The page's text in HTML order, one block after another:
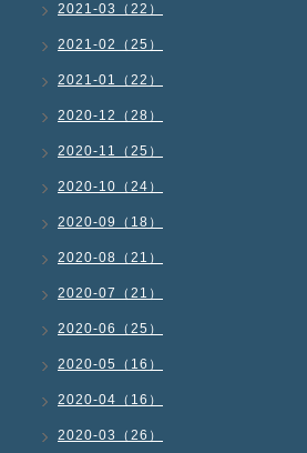
2021-03（22）
2021-02（25）
2021-01（22）
2020-12（28）
2020-11（25）
2020-10（24）
2020-09（18）
2020-08（21）
2020-07（21）
2020-06（25）
2020-05（16）
2020-04（16）
2020-03（26）